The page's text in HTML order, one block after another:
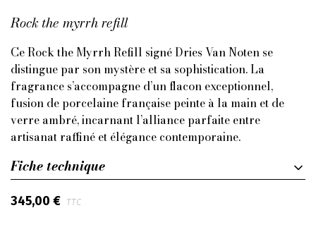
Rock the myrrh refill
Ce Rock the Myrrh Refill signé Dries Van Noten se
distingue par son mystère et sa sophistication. La
fragrance s’accompagne d’un flacon exceptionnel,
fusion de porcelaine française peinte à la main et de
verre ambré, incarnant l’alliance parfaite entre
artisanat raffiné et élégance contemporaine.
Fiche technique
345,00 € TTC